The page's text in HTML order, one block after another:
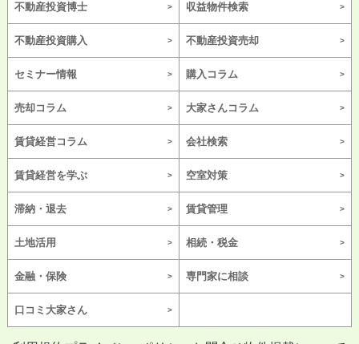
不動産投資博士 収益物件検索
不動産投資購入 不動産投資売却
セミナー情報 購入コラム
売却コラム 大家さんコラム
賃貸経営コラム 会社検索
賃貸経営を学ぶ 空室対策
滞納・退去 賃貸管理
土地活用 相続・税金
金融・保険 専門家に相談
口コミ大家さん